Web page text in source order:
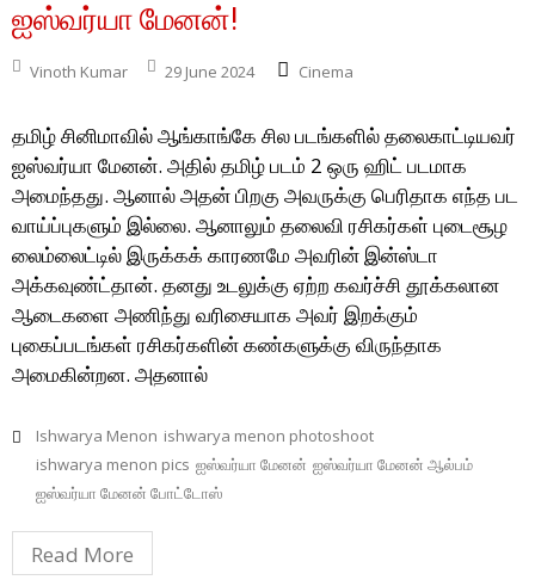
ஐஸ்வர்யா மேனன்!
Vinoth Kumar 29 June 2024 Cinema
தமிழ் சினிமாவில் ஆங்காங்கே சில படங்களில் தலைகாட்டியவர்
ஐஸ்வர்யா மேனன். அதில் தமிழ் படம் 2 ஒரு ஹிட் படமாக
அமைந்தது. ஆனால் அதன் பிறகு அவருக்கு பெரிதாக எந்த பட
வாய்ப்புகளும் இல்லை. ஆனாலும் தலைவி ரசிகர்கள் புடைசூழ
லைம்லைட்டில் இருக்கக் காரணமே அவரின் இன்ஸ்டா
அக்கவுண்ட்தான். தனது உடலுக்கு ஏற்ற கவர்ச்சி தூக்கலான
ஆடைகளை அணிந்து வரிசையாக அவர் இறக்கும்
புகைப்படங்கள் ரசிகர்களின் கண்களுக்கு விருந்தாக
அமைகின்றன. அதனால்
Ishwarya Menon ishwarya menon photoshoot
ishwarya menon pics ஐஸ்வர்யா மேனன் ஐஸ்வர்யா மேனன் ஆல்பம்
ஐஸ்வர்யா மேனன் போட்டோஸ்
Read More